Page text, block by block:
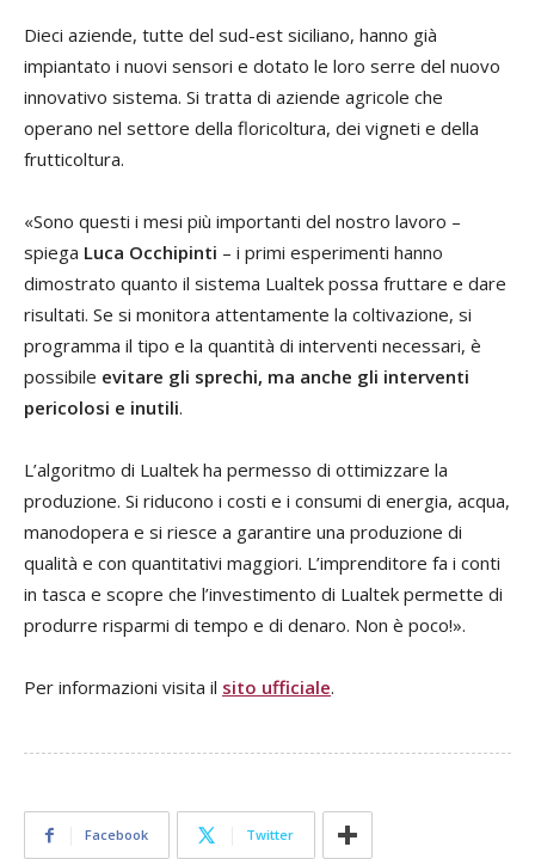
Dieci aziende, tutte del sud-est siciliano, hanno già
impiantato i nuovi sensori e dotato le loro serre del nuovo
innovativo sistema. Si tratta di aziende agricole che
operano nel settore della floricoltura, dei vigneti e della
frutticoltura.
«Sono questi i mesi più importanti del nostro lavoro –
spiega Luca Occhipinti – i primi esperimenti hanno
dimostrato quanto il sistema Lualtek possa fruttare e dare
risultati. Se si monitora attentamente la coltivazione, si
programma il tipo e la quantità di interventi necessari, è
possibile evitare gli sprechi, ma anche gli interventi
pericolosi e inutili.
L’algoritmo di Lualtek ha permesso di ottimizzare la
produzione. Si riducono i costi e i consumi di energia, acqua,
manodopera e si riesce a garantire una produzione di
qualità e con quantitativi maggiori. L’imprenditore fa i conti
in tasca e scopre che l’investimento di Lualtek permette di
produrre risparmi di tempo e di denaro. Non è poco!».
Per informazioni visita il sito ufficiale.
Facebook Twitter